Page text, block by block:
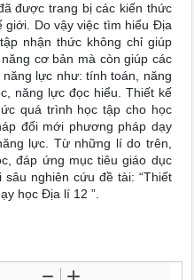
được trang bị các kiến thức
Do vậy việc tìm hiểu Địa
nhận thức không chỉ giúp
cơ bản mà còn giúp các
lực như: tính toán, năng
năng lực đọc hiểu. Thiết kế
quá trình học tập cho học
đổi mới phương pháp dạy
lực. Từ những lí do trên,
đáp ứng mục tiêu giáo dục
nghiên cứu đề tài: “Thiết
học Địa lí 12 ”.